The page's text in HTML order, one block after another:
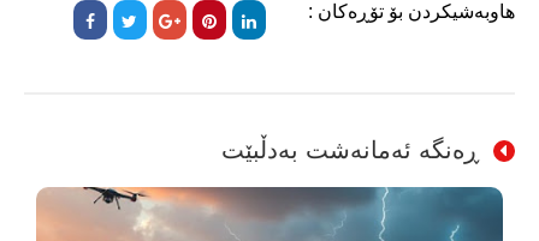
هاوبەشیکردن بۆ تۆڕەکان :
ڕەنگە ئەمانەشت بەدڵبێت